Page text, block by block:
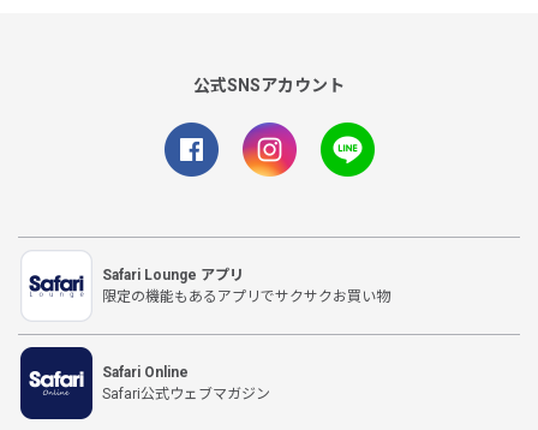
公式SNSアカウント
Safari Lounge アプリ
限定の機能もあるアプリでサクサクお買い物
Safari Online
Safari公式ウェブマガジン